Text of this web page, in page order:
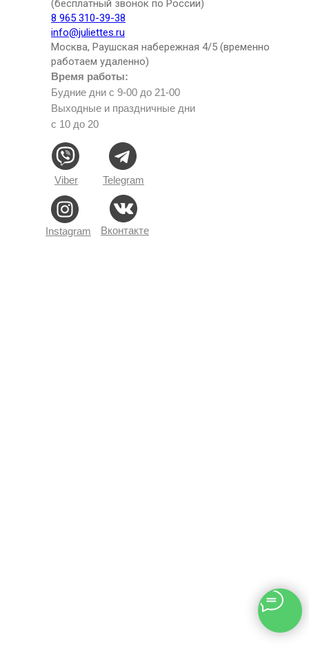
Время работы:
Будние дни с 9-00 до 21-00
Выходные и праздничные дни
с 10 до 20
Telegram
Viber
Instagram
(бесплатный звонок по России)
8 965 310-39-38
info@juliettes.ru
Москва, Раушская набережная 4/5 (временно
работаем удаленно)
Вконтакте